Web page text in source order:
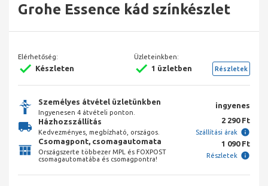
Grohe Essence kád színkészlet
Elérhetőség:
Készleten
Üzleteinkben:
1 üzletben Részletek
Személyes átvétel üzletünkben
Ingyenesen 4 átvételi ponton.
ingyenes
Házhozszállítás
Kedvezményes, megbízható, országos.
2 290 Ft
Szállítási árak
Csomagpont, csomagautomata
Országszerte többezer MPL és FOXPOST
csomagautomatába és csomagpontra!
1 090 Ft
Részletek